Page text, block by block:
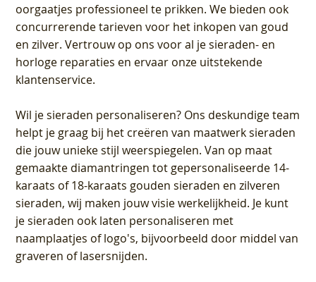
oorgaatjes professioneel te prikken. We bieden ook
concurrerende tarieven voor het inkopen van goud
en zilver. Vertrouw op ons voor al je sieraden- en
horloge reparaties en ervaar onze uitstekende
klantenservice.
Wil je sieraden personaliseren? Ons deskundige team
helpt je graag bij het creëren van maatwerk sieraden
die jouw unieke stijl weerspiegelen. Van op maat
gemaakte diamantringen tot gepersonaliseerde 14-
karaats of 18-karaats gouden sieraden en zilveren
sieraden, wij maken jouw visie werkelijkheid. Je kunt
je sieraden ook laten personaliseren met
naamplaatjes of logo's, bijvoorbeeld door middel van
graveren of lasersnijden.